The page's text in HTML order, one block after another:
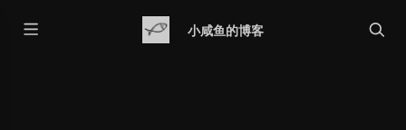
小咸鱼的博客